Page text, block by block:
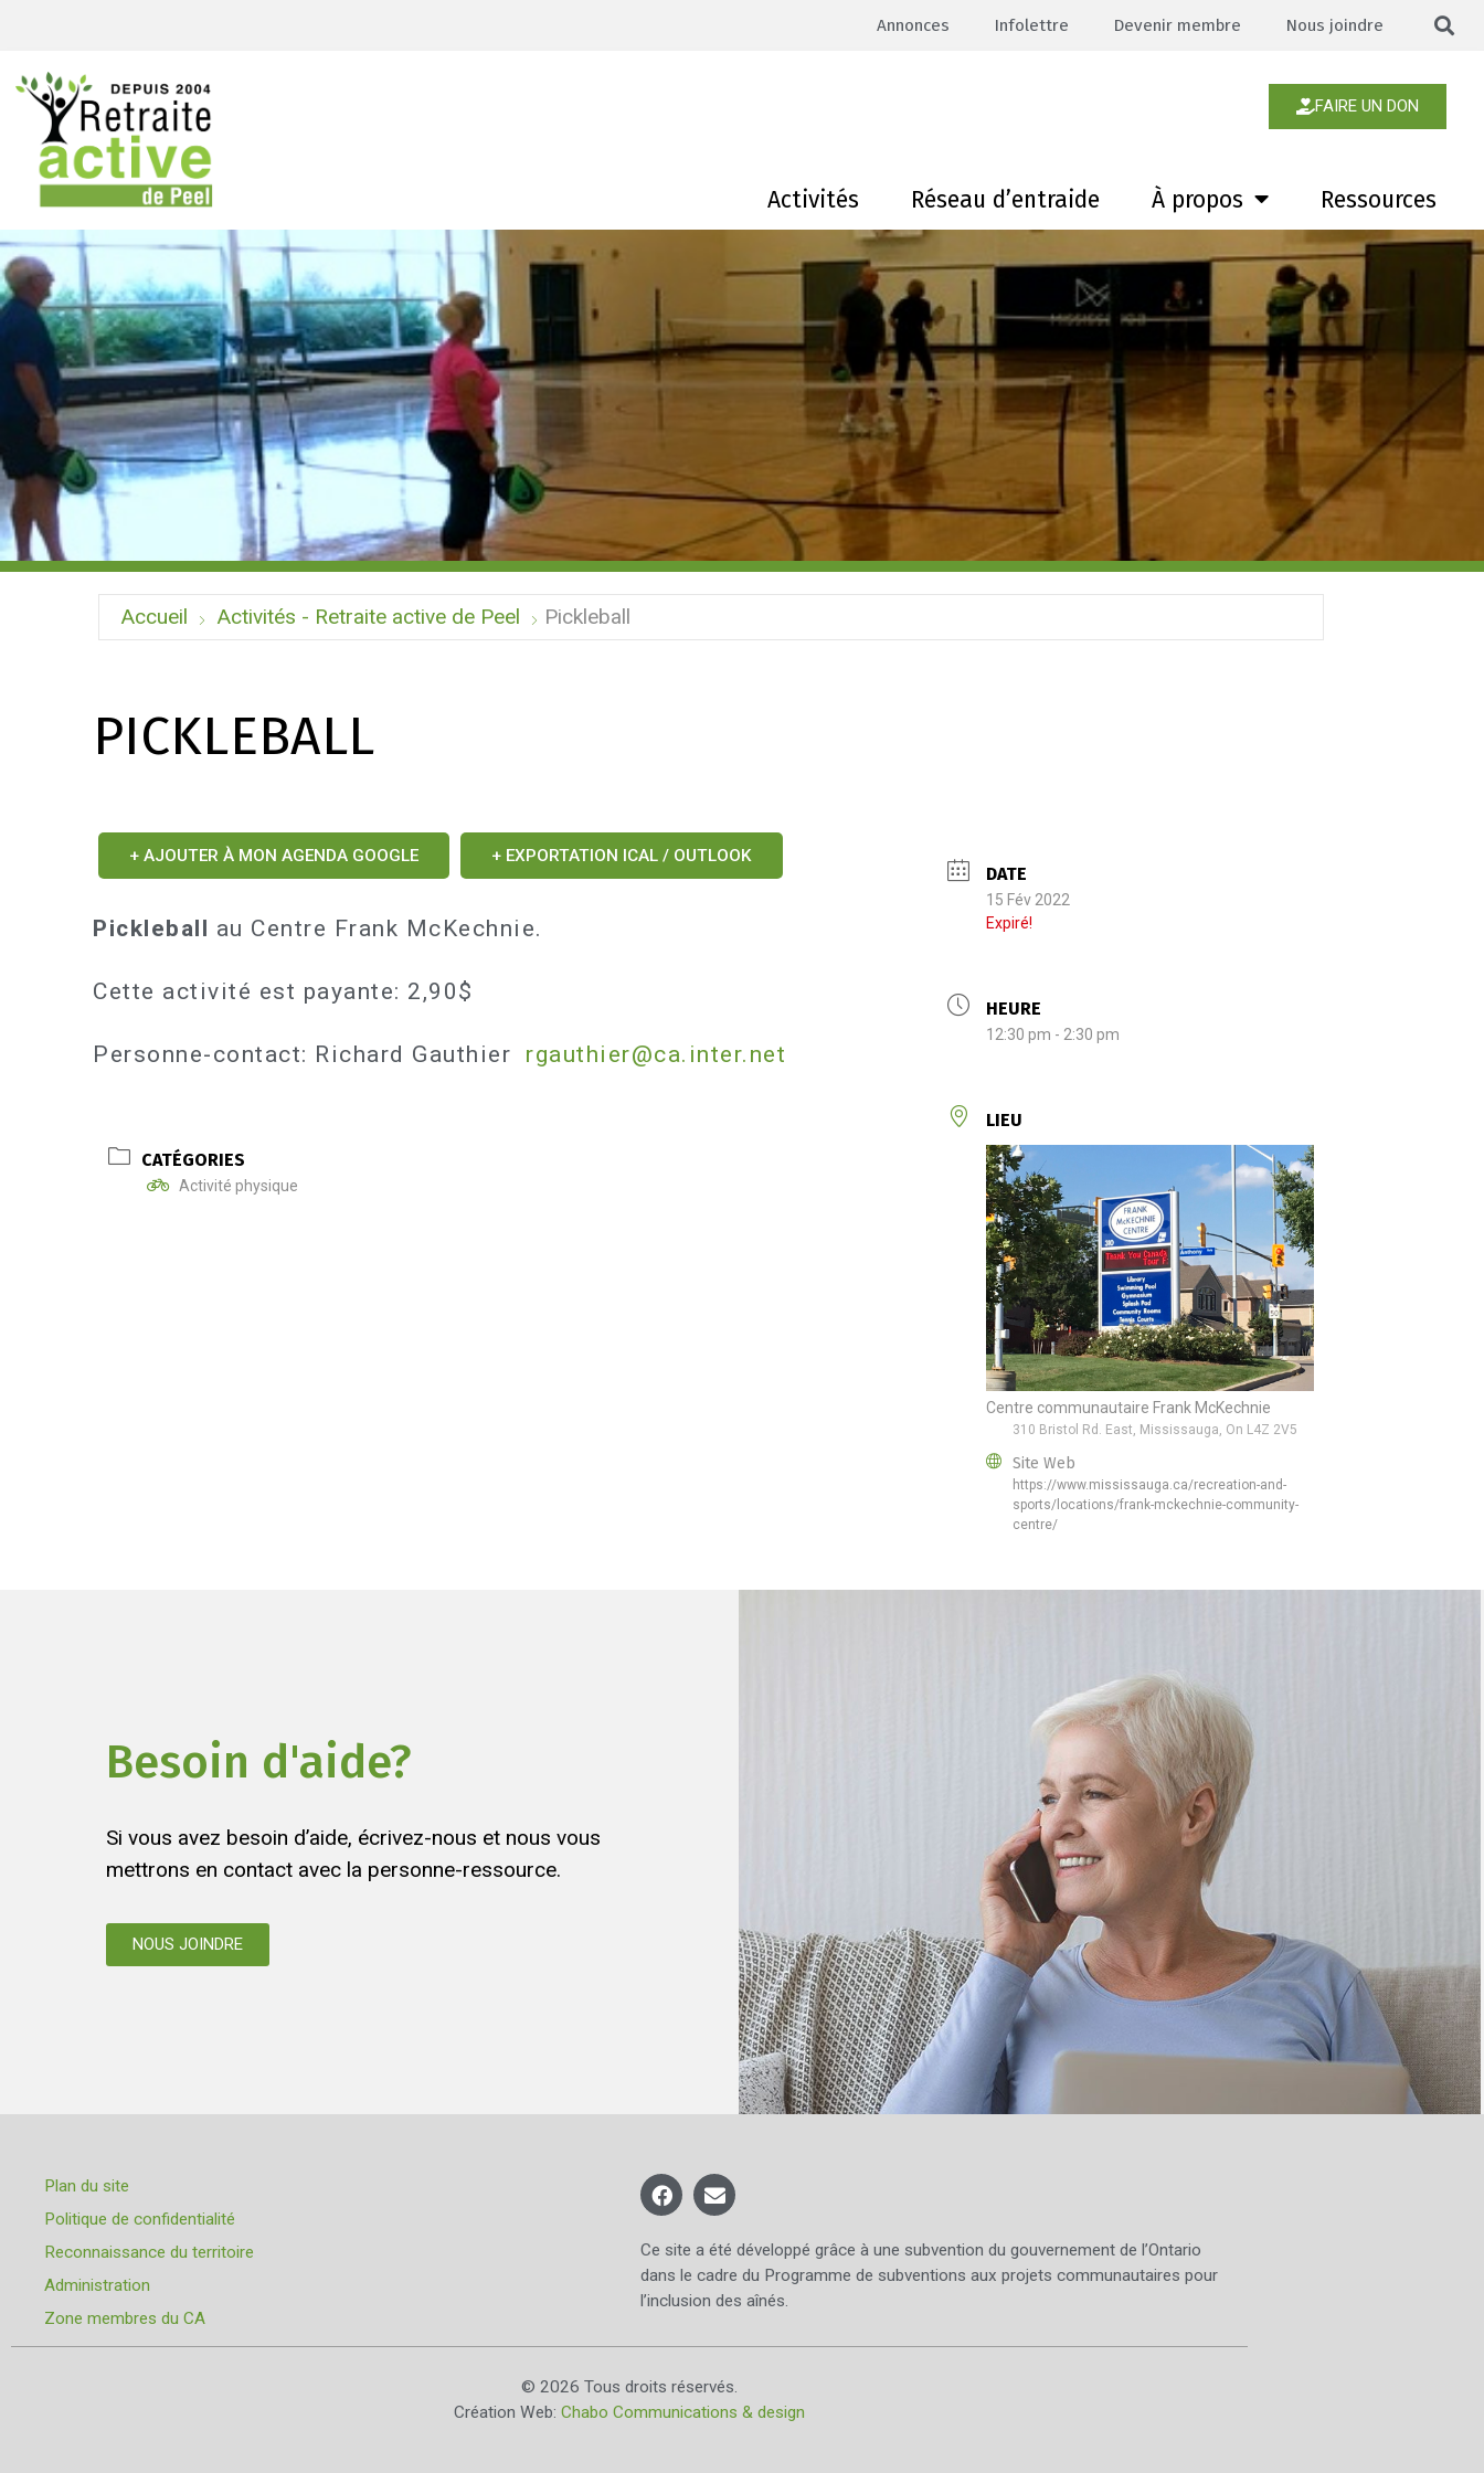
Annonces Infolettre Devenir membre Nous joindre
FAIRE UN DON
Activités Réseau d’entraide À propos Ressources
Accueil Activités - Retraite active de Peel Pickleball
PICKLEBALL
+ AJOUTER À MON AGENDA GOOGLE + EXPORTATION ICAL / OUTLOOK
Pickleball au Centre Frank McKechnie.
Cette activité est payante: 2,90$
Personne-contact: Richard Gauthier rgauthier@ca.inter.net
CATÉGORIES
Activité physique
DATE
15 Fév 2022
Expiré!
HEURE
12:30 pm - 2:30 pm
LIEU
Centre communautaire Frank McKechnie
310 Bristol Rd. East, Mississauga, On L4Z 2V5
Site Web
https://www.mississauga.ca/recreation-and-
sports/locations/frank-mckechnie-community-
centre/
Besoin d'aide?
Si vous avez besoin d’aide, écrivez-nous et nous vous
mettrons en contact avec la personne-ressource.
NOUS JOINDRE
Plan du site
Politique de confidentialité
Reconnaissance du territoire
Administration
Zone membres du CA
Ce site a été développé grâce à une subvention du gouvernement de l’Ontario
dans le cadre du Programme de subventions aux projets communautaires pour
l’inclusion des aînés.
© 2026 Tous droits réservés.
Création Web: Chabo Communications & design